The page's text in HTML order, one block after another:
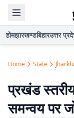
होमझारखण्डबिहारउत्तर
Home State
प्रखंड
समन्वय पर